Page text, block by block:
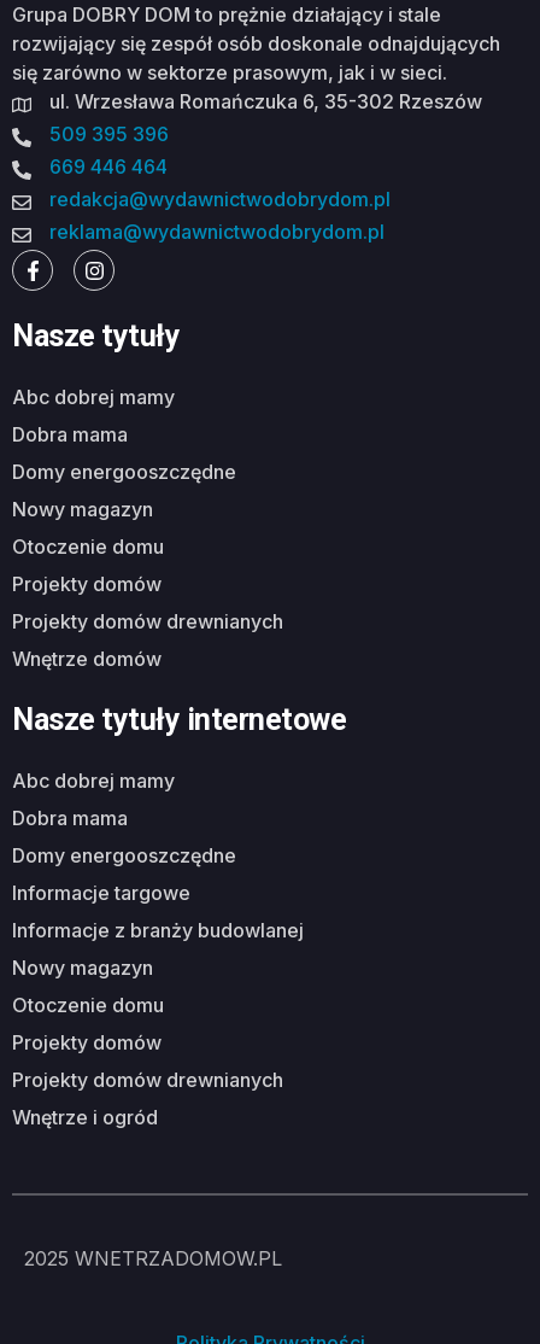
Grupa DOBRY DOM to prężnie działający i stale
rozwijający się zespół osób doskonale odnajdujących
się zarówno w sektorze prasowym, jak i w sieci.
ul. Wrzesława Romańczuka 6, 35-302 Rzeszów
509 395 396
669 446 464
redakcja@wydawnictwodobrydom.pl
reklama@wydawnictwodobrydom.pl
Nasze tytuły
abc dobrej mamy
dobra mama
domy energooszczędne
nowy magazyn
otoczenie domu
projekty domów
projekty domów drewnianych
wnętrze domów
Nasze tytuły internetowe
abc dobrej mamy
dobra mama
domy energooszczędne
informacje targowe
informacje z branży budowlanej
nowy magazyn
otoczenie domu
projekty domów
projekty domów drewnianych
wnętrze i ogród
2025 WNETRZADOMOW.PL